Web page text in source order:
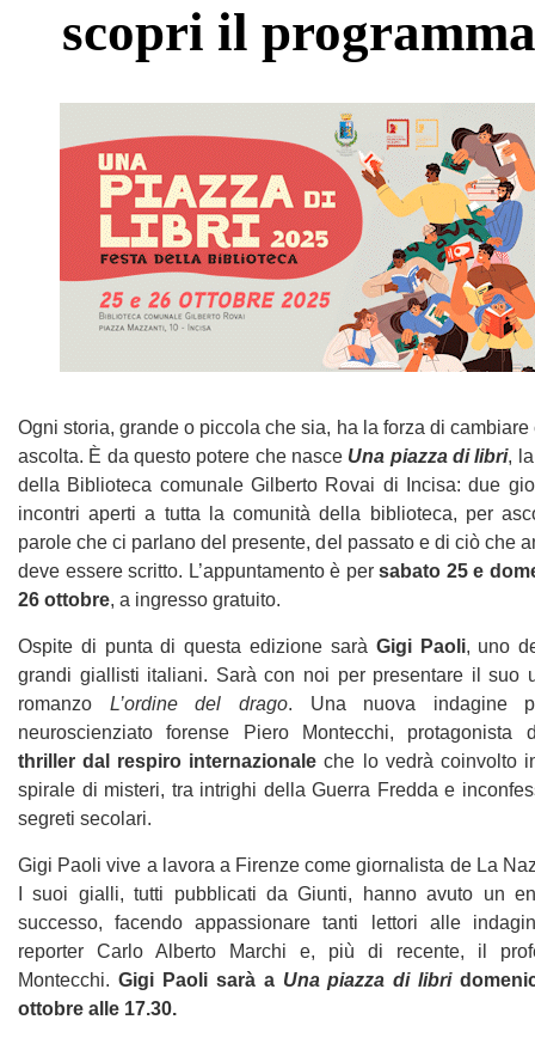
scopri il programma
Ogni storia, grande o piccola che sia, ha la forza di cambiare
ascolta. È da questo potere che nasce Una piazza di libri,
della Biblioteca comunale Gilberto Rovai di Incisa: due
incontri aperti a tutta la comunità della biblioteca, per
parole che ci parlano del presente, del passato e di ciò che
deve essere scritto. L’appuntamento è persabato 25 e
26 ottobre, a ingresso gratuito.
Ospite di punta di questa edizione sarà Gigi Paoli, uno
grandi giallisti italiani. Sarà con noi per presentare il suo
romanzo L’ordine del drago. Una nuova indagine
neuroscienziato forense Piero Montecchi,
thriller dal respiro internazionale che lo vedrà coinvolto
spirale di misteri, tra intrighi della Guerra Fredda e
segreti secolari.
Gigi Paoli vive a lavora a Firenze come giornalista de La
I suoi gialli, tutti pubblicati da Giunti, hanno avuto un
successo, facendo appassionare tanti lettori alle
reporter Carlo Alberto Marchi e, più di recente, il
Montecchi. Gigi Paoli sarà a Una piazza di libri
ottobre alle 17.30.